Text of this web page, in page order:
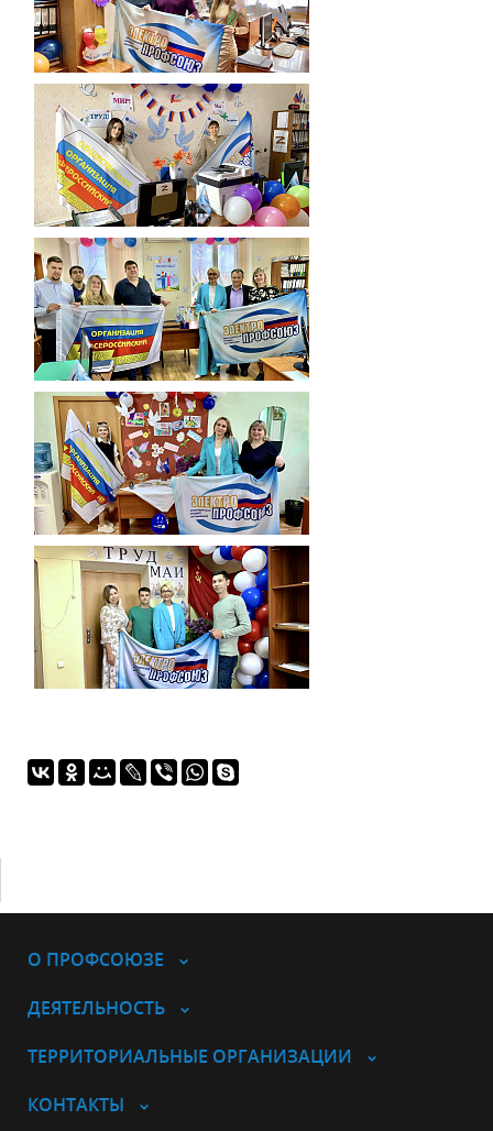
О ПРОФСОЮЗЕ
ДЕЯТЕЛЬНОСТЬ
ТЕРРИТОРИАЛЬНЫЕ ОРГАНИЗАЦИИ
КОНТАКТЫ